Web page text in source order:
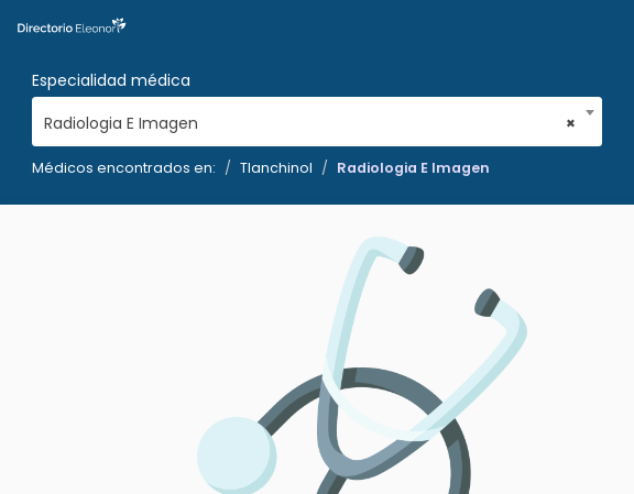
Especialidad médica
×
Radiologia E Imagen
Médicos encontrados en: Tlanchinol Radiologia E Imagen